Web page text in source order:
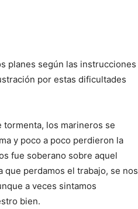
planes según las instrucciones
por estas dificultades
tormenta, los marineros se
y poco a poco perdieron la
fue soberano sobre aquel
perdamos el trabajo, se nos
a veces sintamos
bien.